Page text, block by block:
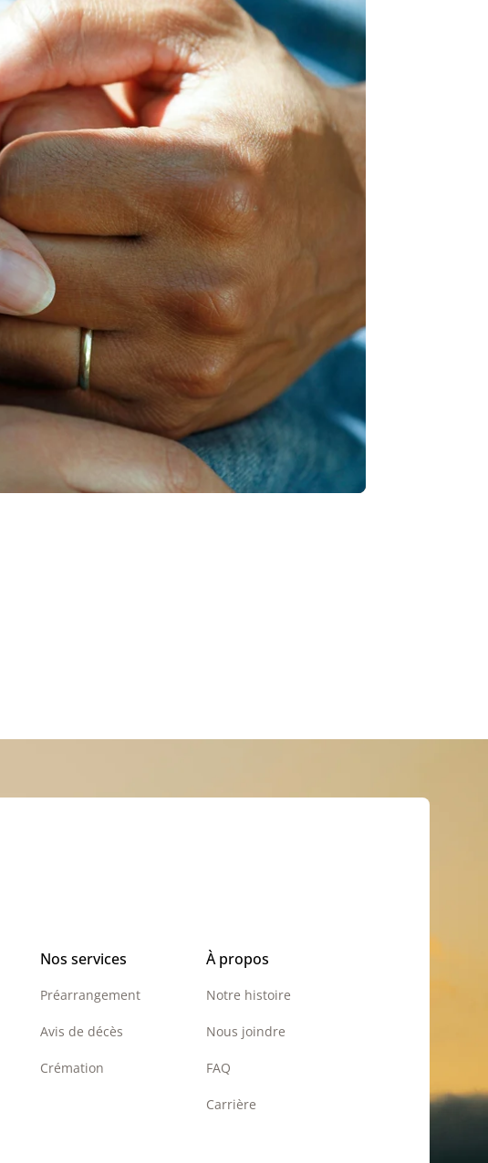
Nos services
Préarrangement
Avis de décès
Crémation
À propos
Notre histoire
Nous joindre
FAQ
Carrière